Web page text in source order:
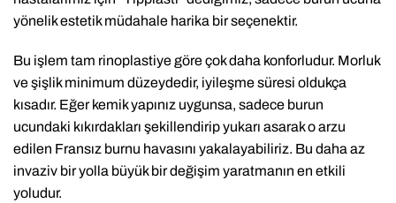
yönelik estetik müdahale harika bir seçenektir.
Bu işlem tam rinoplastiye göre çok daha konforludur. Morluk
ve şişlik minimum düzeydedir, iyileşme süresi oldukça
kısadır. Eğer kemik yapınız uygunsa, sadece burun
ucundaki kıkırdakları şekillendirip yukarı asarak o arzu
edilen Fransız burnu havasını yakalayabiliriz. Bu daha az
invaziv bir yolla büyük bir değişim yaratmanın en etkili
yoludur.